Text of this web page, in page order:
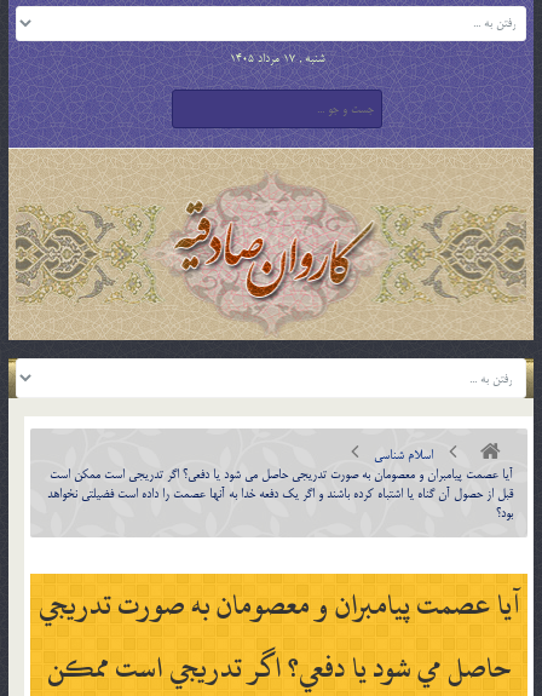
شنبه , 17 مرداد 1405
اسلام شناسی
آيا عصمت پيامبران و معصومان به صورت تدريجي حاصل مي شود يا دفعي؟ اگر تدريجي است ممكن است
قبل از حصول آن گناه يا اشتباه كرده باشند و اگر يك دفعه خدا به آنها عصمت را داده است فضيلتي نخواهد
بود؟
آيا عصمت پيامبران و معصومان به صورت تدريجي
حاصل مي شود يا دفعي؟ اگر تدريجي است ممكن